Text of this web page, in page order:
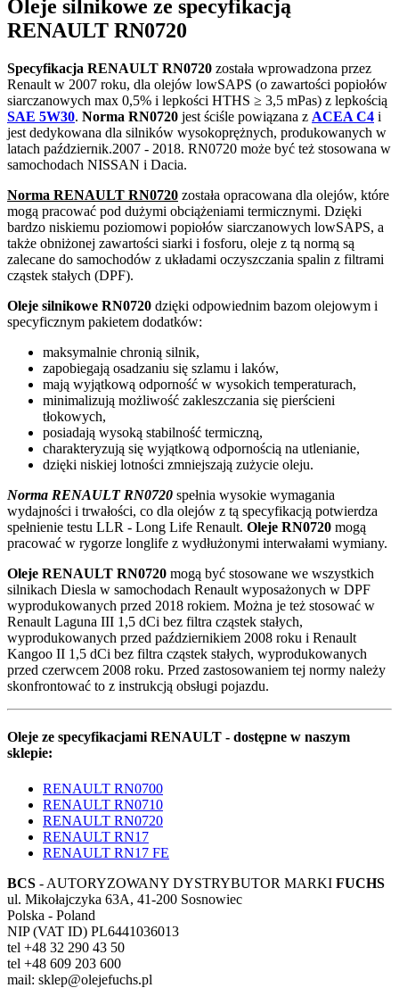
Oleje silnikowe ze specyfikacją
RENAULT RN0720
Specyfikacja RENAULT RN0720 została wprowadzona przez
Renault w 2007 roku, dla olejów lowSAPS (o zawartości popiołów
siarczanowych max 0,5% i lepkości HTHS ≥ 3,5 mPas) z lepkością
SAE 5W30. Norma RN0720 jest ściśle powiązana z ACEA C4 i
jest dedykowana dla silników wysokoprężnych, produkowanych w
latach październik.2007 - 2018. RN0720 może być też stosowana w
samochodach NISSAN i Dacia.
Norma RENAULT RN0720 została opracowana dla olejów, które
mogą pracować pod dużymi obciążeniami termicznymi. Dzięki
bardzo niskiemu poziomowi popiołów siarczanowych lowSAPS, a
także obniżonej zawartości siarki i fosforu, oleje z tą normą są
zalecane do samochodów z układami oczyszczania spalin z filtrami
cząstek stałych (DPF).
Oleje silnikowe RN0720 dzięki odpowiednim bazom olejowym i
specyficznym pakietem dodatków:
maksymalnie chronią silnik,
zapobiegają osadzaniu się szlamu i laków,
mają wyjątkową odporność w wysokich temperaturach,
minimalizują możliwość zakleszczania się pierścieni
tłokowych,
posiadają wysoką stabilność termiczną,
charakteryzują się wyjątkową odpornością na utlenianie,
dzięki niskiej lotności zmniejszają zużycie oleju.
Norma RENAULT RN0720 spełnia wysokie wymagania
wydajności i trwałości, co dla olejów z tą specyfikacją potwierdza
spełnienie testu LLR - Long Life Renault. Oleje RN0720 mogą
pracować w rygorze longlife z wydłużonymi interwałami wymiany.
Oleje RENAULT RN0720 mogą być stosowane we wszystkich
silnikach Diesla w samochodach Renault wyposażonych w DPF
wyprodukowanych przed 2018 rokiem. Można je też stosować w
Renault Laguna III 1,5 dCi bez filtra cząstek stałych,
wyprodukowanych przed październikiem 2008 roku i Renault
Kangoo II 1,5 dCi bez filtra cząstek stałych, wyprodukowanych
przed czerwcem 2008 roku. Przed zastosowaniem tej normy należy
skonfrontować to z instrukcją obsługi pojazdu.
Oleje ze specyfikacjami RENAULT - dostępne w naszym
sklepie:
RENAULT RN0700
RENAULT RN0710
RENAULT RN0720
RENAULT RN17
RENAULT RN17 FE
BCS - AUTORYZOWANY DYSTRYBUTOR MARKI FUCHS
ul. Mikołajczyka 63A, 41-200 Sosnowiec
Polska - Poland
NIP (VAT ID) PL6441036013
tel +48 32 290 43 50
tel +48 609 203 600
mail: sklep@olejefuchs.pl